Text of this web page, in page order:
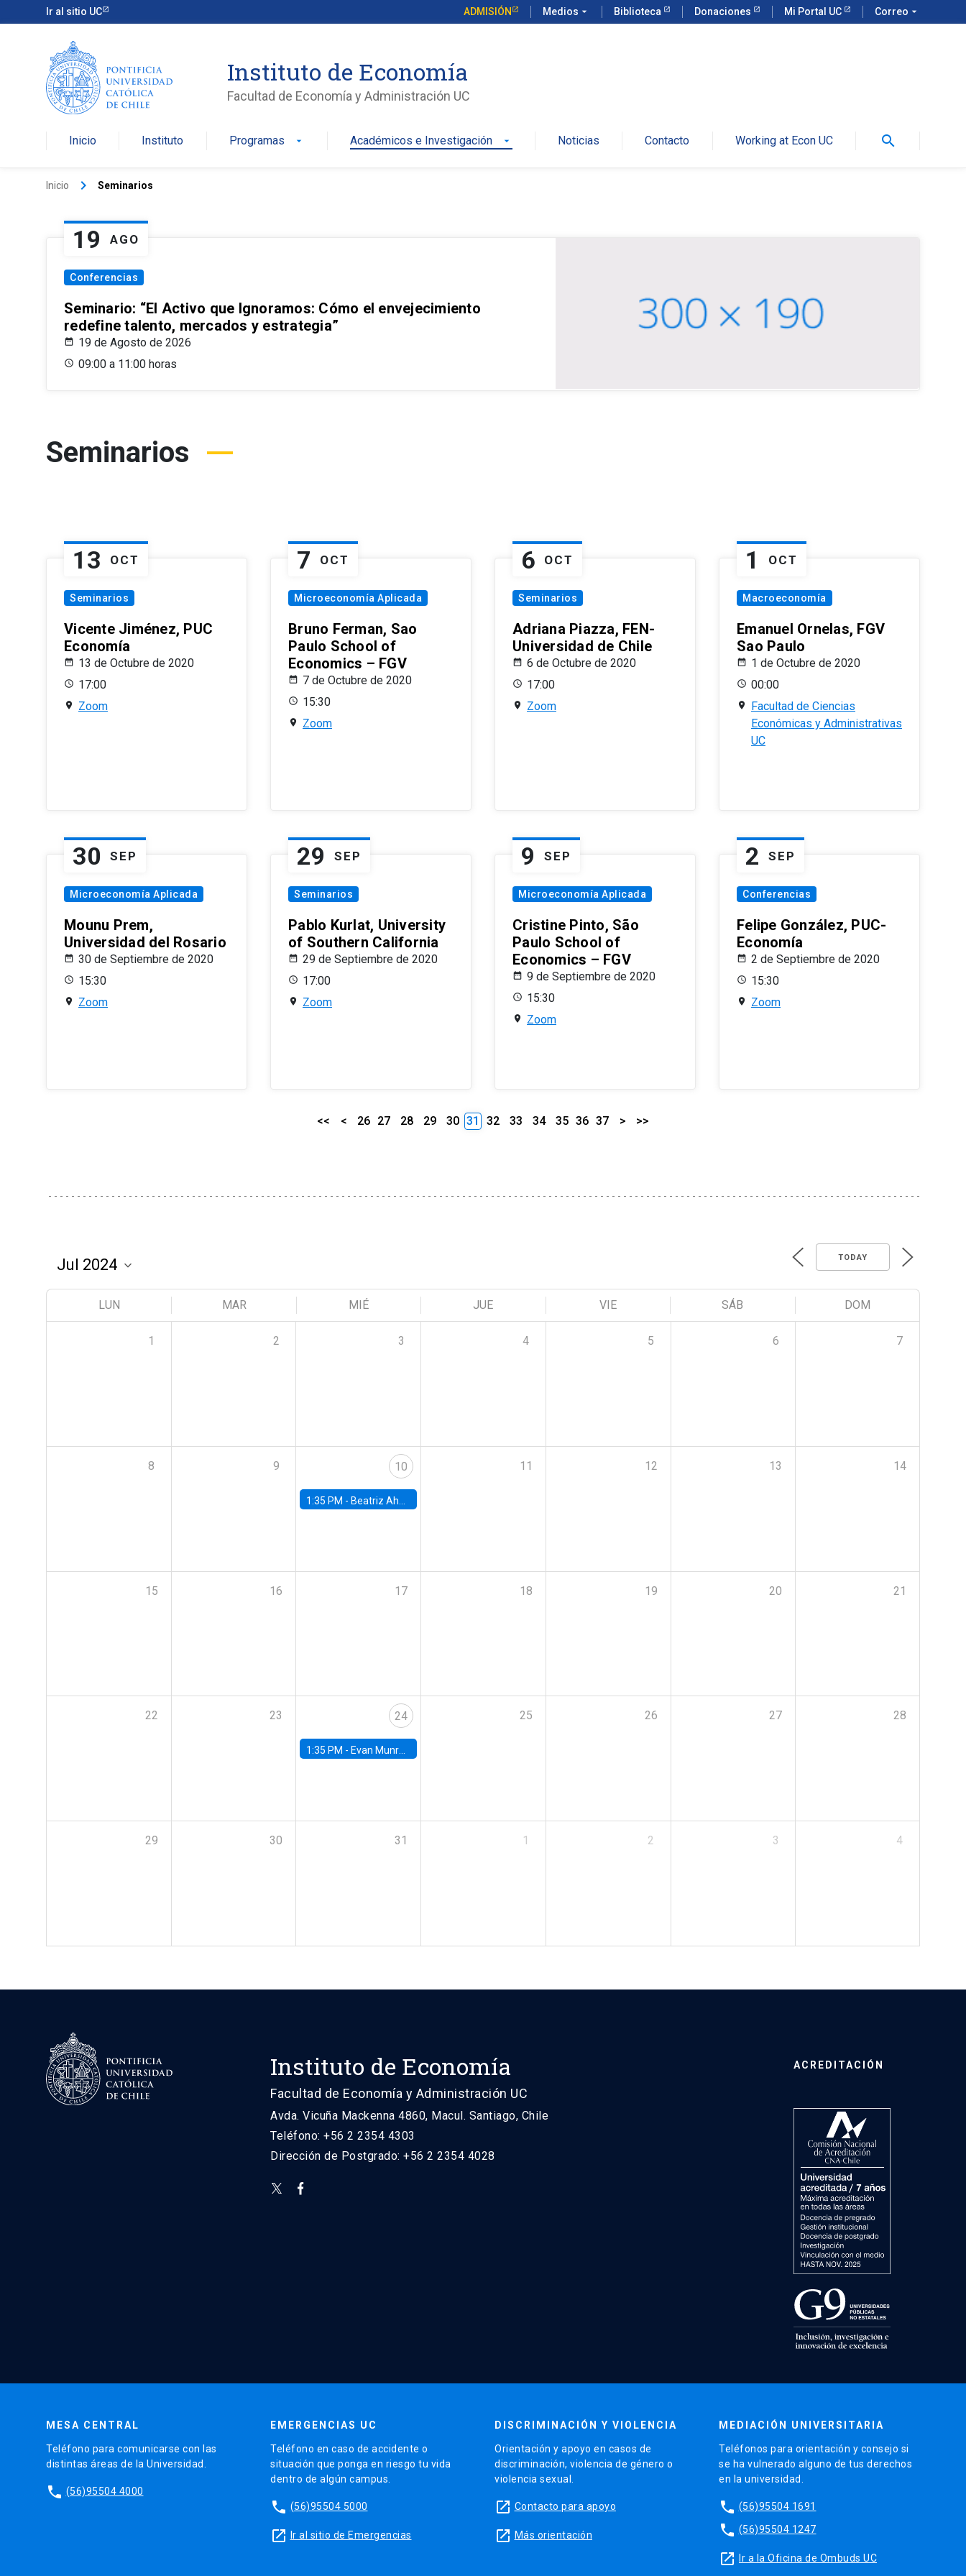
Ir al sitio UC ADMISIÓN Medios arrow_drop_down Biblioteca Donaciones Mi Portal UC Correo arrow_drop_down
Instituto de Economía
Facultad de Economía y Administración UC
Inicio Instituto Programas arrow_drop_down Académicos e Investigación arrow_drop_down Noticias Contacto Working at Econ UC search
Inicio keyboard_arrow_right Seminarios
19 AGO
Conferencias
Seminario: “El Activo que Ignoramos: Cómo el envejecimiento
redefine talento, mercados y estrategia”
19 de Agosto de 2026
09:00 a 11:00 horas
Seminarios
13 OCT
Seminarios
Vicente Jiménez, PUC
Economía
13 de Octubre de 2020
17:00
Zoom
7 OCT
Microeconomía Aplicada
Bruno Ferman, Sao
Paulo School of
Economics – FGV
7 de Octubre de 2020
15:30
Zoom
6 OCT
Seminarios
Adriana Piazza, FEN-
Universidad de Chile
6 de Octubre de 2020
17:00
Zoom
1 OCT
Macroeconomía
Emanuel Ornelas, FGV
Sao Paulo
1 de Octubre de 2020
00:00
Facultad de Ciencias
Económicas y Administrativas
UC
30 SEP
Microeconomía Aplicada
Mounu Prem,
Universidad del Rosario
30 de Septiembre de 2020
15:30
Zoom
29 SEP
Seminarios
Pablo Kurlat, University
of Southern California
29 de Septiembre de 2020
17:00
Zoom
9 SEP
Microeconomía Aplicada
Cristine Pinto, São
Paulo School of
Economics – FGV
9 de Septiembre de 2020
15:30
Zoom
2 SEP
Conferencias
Felipe González, PUC-
Economía
2 de Septiembre de 2020
15:30
Zoom
<< < 26 27 28 29 30 31 32 33 34 35 36 37 > >>
TODAY
LUN MAR MIÉ JUE VIE SÁB DOM
1 2 3 4 5 6 7
8 9 10
1:35 PM - Beatriz Ahumada, PhD candidate, Universidad de Pittsburgh
11 12 13 14
15 16 17 18 19 20 21
22 23 24
1:35 PM - Evan Munro, Neyman Visiting Assistant Professor in the Department of Statistics at UC Berkeley
25 26 27 28
29 30 31 1 2 3 4
Instituto de Economía
Facultad de Economía y Administración UC
Avda. Vicuña Mackenna 4860, Macul. Santiago, Chile
Teléfono: +56 2 2354 4303
Dirección de Postgrado: +56 2 2354 4028
ACREDITACIÓN
MESA CENTRAL
Teléfono para comunicarse con las
distintas áreas de la Universidad.
phone (56)95504 4000
EMERGENCIAS UC
Teléfono en caso de accidente o
situación que ponga en riesgo tu vida
dentro de algún campus.
phone (56)95504 5000
launch Ir al sitio de Emergencias
DISCRIMINACIÓN Y VIOLENCIA
Orientación y apoyo en casos de
discriminación, violencia de género o
violencia sexual.
launch Contacto para apoyo
launch Más orientación
MEDIACIÓN UNIVERSITARIA
Teléfonos para orientación y consejo si
se ha vulnerado alguno de tus derechos
en la universidad.
phone (56)95504 1691
phone (56)95504 1247
launch Ir a la Oficina de Ombuds UC